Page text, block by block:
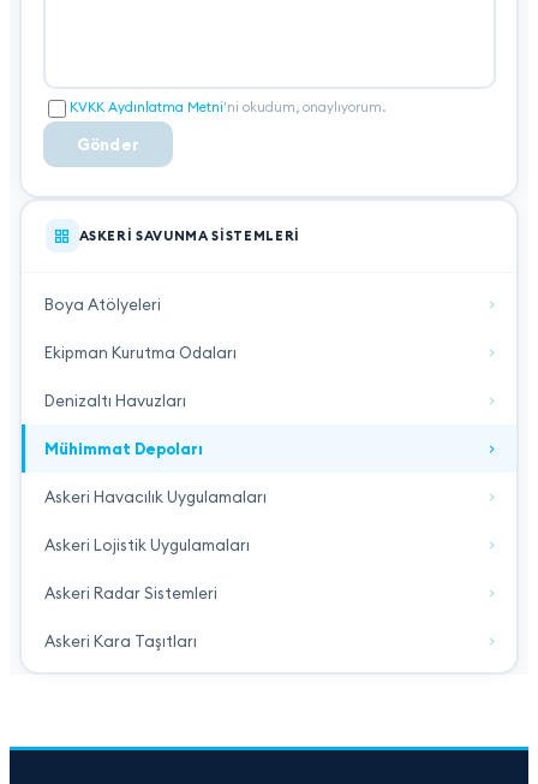
KVKK Aydınlatma Metni'ni okudum, onaylıyorum.
Gönder
ASKERI SAVUNMA SISTEMLERI
Boya Atölyeleri
Ekipman Kurutma Odaları
Denizaltı Havuzları
Mühimmat Depoları
Askeri Havacılık Uygulamaları
Askeri Lojistik Uygulamaları
Askeri Radar Sistemleri
Askeri Kara Taşıtları